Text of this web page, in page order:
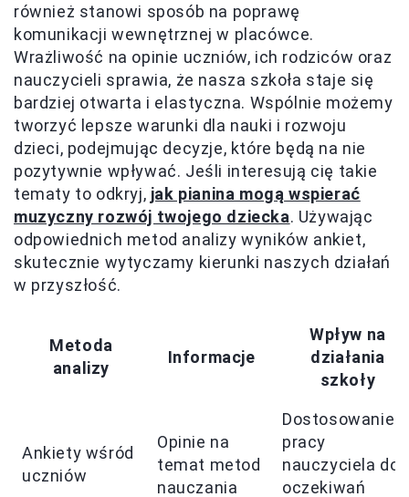
również stanowi sposób na poprawę
komunikacji wewnętrznej w placówce.
Wrażliwość na opinie uczniów, ich rodziców oraz
nauczycieli sprawia, że nasza szkoła staje się
bardziej otwarta i elastyczna. Wspólnie możemy
tworzyć lepsze warunki dla nauki i rozwoju
dzieci, podejmując decyzje, które będą na nie
pozytywnie wpływać. Jeśli interesują cię takie
tematy to odkryj, jak pianina mogą wspierać
muzyczny rozwój twojego dziecka. Używając
odpowiednich metod analizy wyników ankiet,
skutecznie wytyczamy kierunki naszych działań
w przyszłość.
Metoda
analizy
Informacje
Wpływ na
działania
szkoły
Ankiety wśród
uczniów
Opinie na
temat metod
nauczania
Dostosowanie
pracy
nauczyciela do
oczekiwań